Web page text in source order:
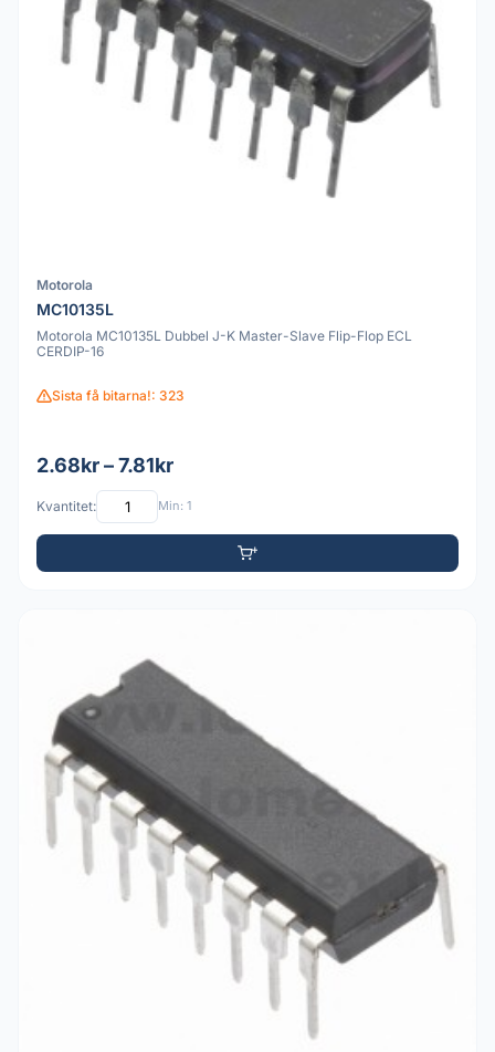
Motorola
MC10135L
Motorola MC10135L Dubbel J-K Master-Slave Flip-Flop ECL
CERDIP-16
Sista få bitarna!: 323
2.68kr – 7.81kr
Kvantitet: Min: 1